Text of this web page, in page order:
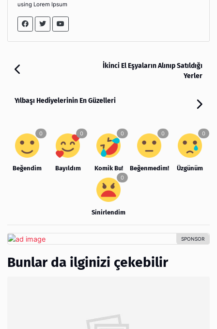
using Lorem Ipsum
İkinci El Eşyaların Alınıp Satıldığı
Yerler
Yılbaşı Hediyelerinin En Güzelleri
Beğendim Bayıldım Komik Bu! Beğenmedim! Üzgünüm
Sinirlendim
Bunlar da ilginizi çekebilir